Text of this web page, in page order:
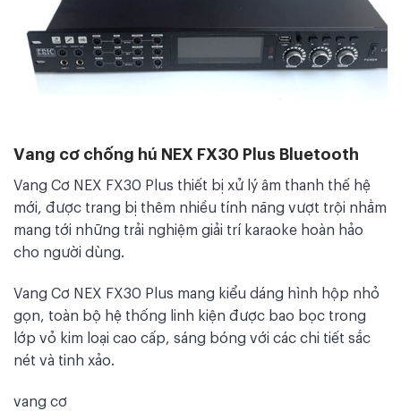
Vang cơ chống hú NEX FX30 Plus Bluetooth
Vang Cơ NEX FX30 Plus thiết bị xử lý âm thanh thế hệ
mới, được trang bị thêm nhiều tính năng vượt trội nhằm
mang tới những trải nghiệm giải trí karaoke hoàn hảo
cho người dùng.
Vang Cơ NEX FX30 Plus mang kiểu dáng hình hộp nhỏ
gọn, toàn bộ hệ thống linh kiện được bao bọc trong
lớp vỏ kim loại cao cấp, sáng bóng với các chi tiết sắc
nét và tinh xảo.
vang cơ